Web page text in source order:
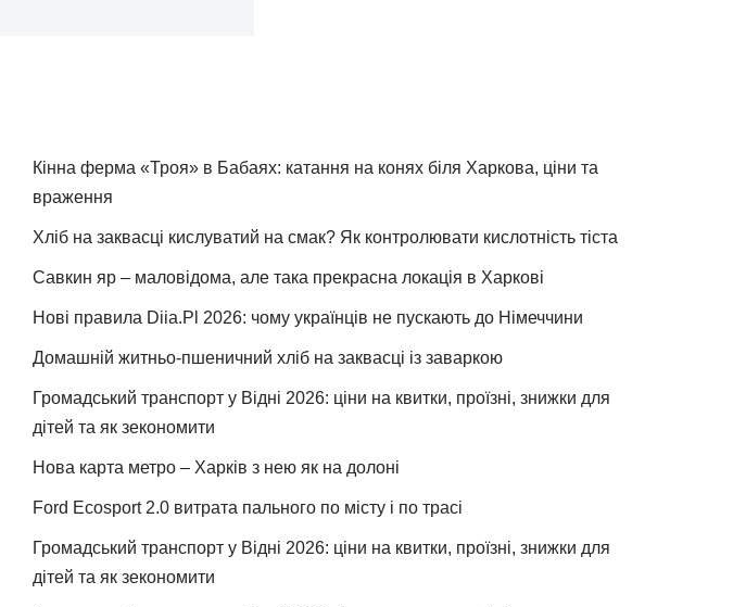
Кінна ферма «Троя» в Бабаях: катання на конях біля Харкова, ціни та
враження
Хліб на заквасці кислуватий на смак? Як контролювати кислотність тіста
Савкин яр – маловідома, але така прекрасна локація в Харкові
Нові правила Diia.Pl 2026: чому українців не пускають до Німеччини
Домашній житньо-пшеничний хліб на заквасці із заваркою
Громадський транспорт у Відні 2026: ціни на квитки, проїзні, знижки для
дітей та як зекономити
Нова карта метро – Харків з нею як на долоні
Ford Ecosport 2.0 витрата пального по місту і по трасі
Громадський транспорт у Відні 2026: ціни на квитки, проїзні, знижки для
дітей та як зекономити